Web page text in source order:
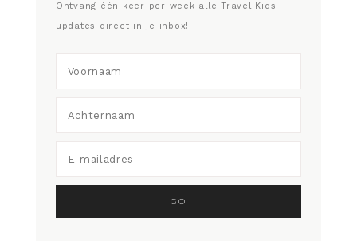
Ontvang één keer per week alle Travel Kids
updates direct in je inbox!